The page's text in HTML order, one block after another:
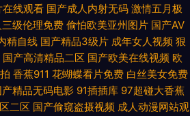
人国产 日韩性爱全网址 污污色色的视频在线
色视频 91免费在线观看网站 91网页免费在线观
源玖玖AV 在线观看片a不卡 91换妻 91免费在
在线观看 国产成人内射无码 激情五月极
三级伦理免费 偷怕欧美亚州图片 国产AV
精自线 国产精品3级片 成年女人视频 狠
国产高清精品二区 国产欧美在线视频 欧
香蕉911 花蝴蝶看片免费 白丝美女免费
产精品无码电影 91插插库 97超碰大香蕉
二区 国产偷窥盗摄视频 成人动漫网站观